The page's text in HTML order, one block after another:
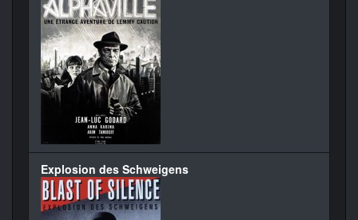
Explosion des Schweigens